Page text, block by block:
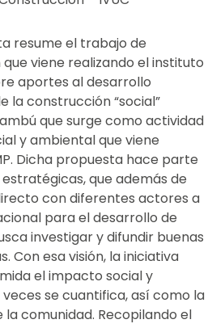
resume el trabajo de
viene realizando el instituto
aportes al desarrollo
la construcción “social”
que surge como actividad
y ambiental que viene
Dicha propuesta hace parte
que además de
con diferentes actores a
para el desarrollo de
investigar y difundir buenas
Con esa visión, la iniciativa
el impacto social y
se cuantifica, así como la
comunidad. Recopilando el